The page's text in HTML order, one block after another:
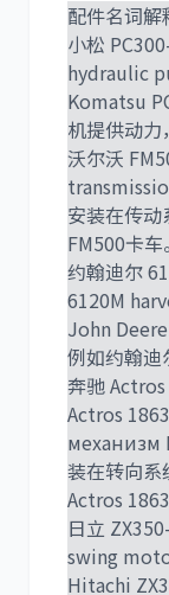
配件名词解
小松
hydraulic
Komatsu
机提供动力
沃尔沃
安装在传
FM500卡车。
约翰迪尔
6120M
John
例如约翰迪
奔驰
Actros
механизм
装在转向系
Actros 1863
日立
swing
Hitachi